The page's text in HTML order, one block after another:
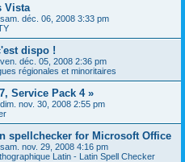
Vista
sam. déc. 06, 2008 3:33 pm
dispo !
ven. déc. 05, 2008 2:36 pm
régionales et minoritaires
Service Pack 4 »
dim. nov. 30, 2008 2:55 pm
spellchecker for Microsoft Office
sam. nov. 29, 2008 4:16 pm
Latin - Latin Spell Checker